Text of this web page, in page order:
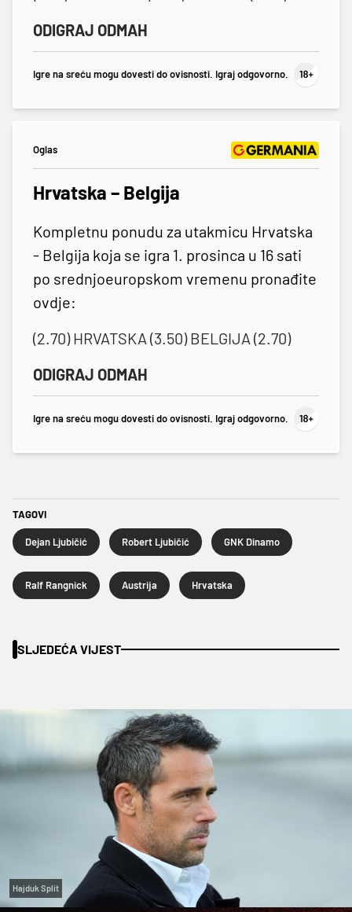
ODIGRAJ ODMAH
Igre na sreću mogu dovesti do ovisnosti. Igraj odgovorno.
Oglas
Hrvatska – Belgija
Kompletnu ponudu za utakmicu Hrvatska
- Belgija koja se igra 1. prosinca u 16 sati
po srednjoeuropskom vremenu pronađite
ovdje:
(2.70) HRVATSKA (3.50) BELGIJA (2.70)
ODIGRAJ ODMAH
Igre na sreću mogu dovesti do ovisnosti. Igraj odgovorno.
TAGOVI
Dejan Ljubičić Robert Ljubičić GNK Dinamo
Ralf Rangnick Austrija Hrvatska
SLJEDEĆA VIJEST
Hajduk Split